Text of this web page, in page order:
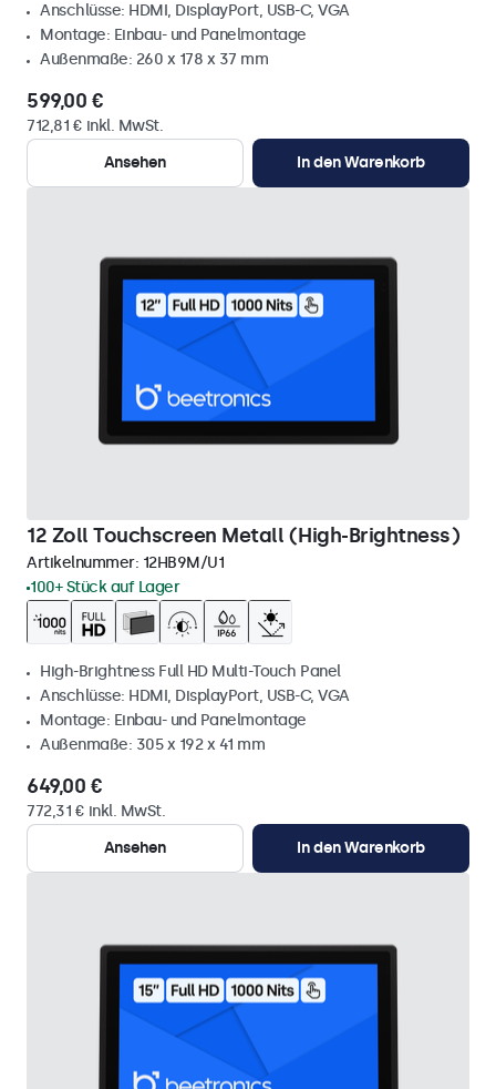
Anschlüsse: HDMI, DisplayPort, USB-C, VGA
Montage: Einbau- und Panelmontage
Außenmaße: 260 x 178 x 37 mm
599,00 €
712,81 € inkl. MwSt.
Ansehen
In den Warenkorb
12 Zoll Touchscreen Metall (High-Brightness)
Artikelnummer: 12HB9M/U1
100+ Stück auf Lager
High-Brightness Full HD Multi-Touch Panel
Anschlüsse: HDMI, DisplayPort, USB-C, VGA
Montage: Einbau- und Panelmontage
Außenmaße: 305 x 192 x 41 mm
649,00 €
772,31 € inkl. MwSt.
Ansehen
In den Warenkorb